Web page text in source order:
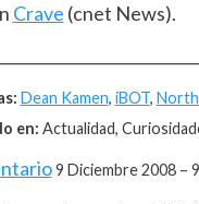
Crave (cnet News).
Dean Kamen, iBOT,
en: Actualidad,
9 Diciembre 2008 –